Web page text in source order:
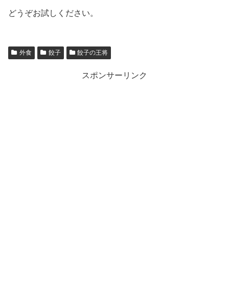
どうぞお試しください。
外食 餃子 餃子の王将
スポンサーリンク